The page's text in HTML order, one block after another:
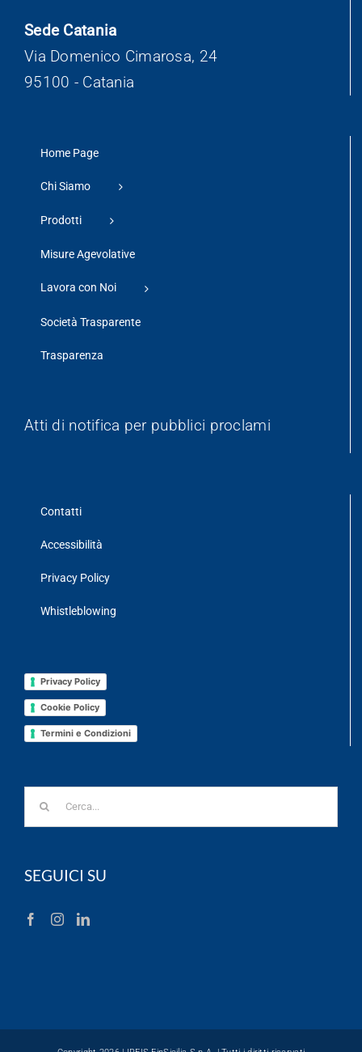
Sede Catania
Via Domenico Cimarosa, 24
95100 - Catania
Home Page
Chi Siamo
Prodotti
Misure Agevolative
Lavora con Noi
Società Trasparente
Trasparenza
Atti di notifica per pubblici proclami
Contatti
Accessibilità
Privacy Policy
Whistleblowing
Privacy Policy
Cookie Policy
Termini e Condizioni
Cerca
per:
SEGUICI SU